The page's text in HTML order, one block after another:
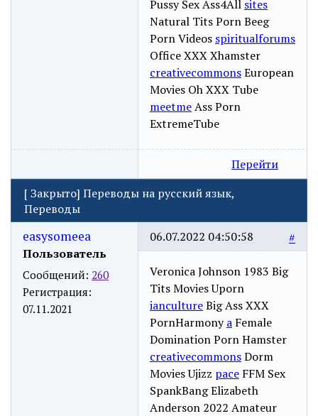
Pussy Sex Ass4All sites
Natural Tits Porn Beeg
Porn Videos spiritualforums
Office XXX Xhamster
creativecommonsEuropean
Movies Oh XXX Tube
meetmeAss Porn
ExtremeTube
Перейти
[Закрыто] Переводы на русский язык,
Переводы
easysomeea
Пользователь
Сообщений: 260
Регистрация:
07.11.2021
#
06.07.2022 04:50:58
Veronica Johnson 1983 Big
Tits Movies Uporn
iancultureBig Ass XXX
PornHarmonya Female
Domination Porn Hamster
creativecommonsDorm
Movies Ujizz pace FFM Sex
SpankBang Elizabeth
Anderson 2022 Amateur